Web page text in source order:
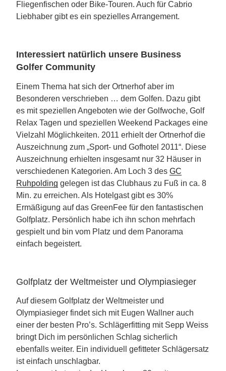
Fliegenfischen oder Bike-Touren. Auch für Cabrio
Liebhaber gibt es ein spezielles Arrangement.
Interessiert natürlich unsere Business
Golfer Community
Einem Thema hat sich der Ortnerhof aber im
Besonderen verschrieben … dem Golfen. Dazu gibt
es mit speziellen Angeboten wie der Golfwoche, Golf
Relax Tagen und speziellen Weekend Packages eine
Vielzahl Möglichkeiten. 2011 erhielt der Ortnerhof die
Auszeichnung zum „Sport- und Gofhotel 2011“. Diese
Auszeichnung erhielten insgesamt nur 32 Häuser in
verschiedenen Kategorien. Am Loch 3 des GC
Ruhpolding gelegen ist das Clubhaus zu Fuß in ca. 8
Min. zu erreichen. Als Hotelgast gibt es 30%
Ermäßigung auf das GreenFee für den fantastischen
Golfplatz. Persönlich habe ich ihn schon mehrfach
gespielt und bin vom Platz und dem Panorama
einfach begeistert.
Golfplatz der Weltmeister und Olympiasieger
Auf diesem Golfplatz der Weltmeister und
Olympiasieger findet sich mit Eugen Wallner auch
einer der besten Pro’s. Schlägerfitting mit Sepp Weiss
bringt Dich im persönlichen Schlag sicherlich
ebenfalls weiter. Ein individuell gefitteter Schlägersatz
ist einfach unschlagbar.